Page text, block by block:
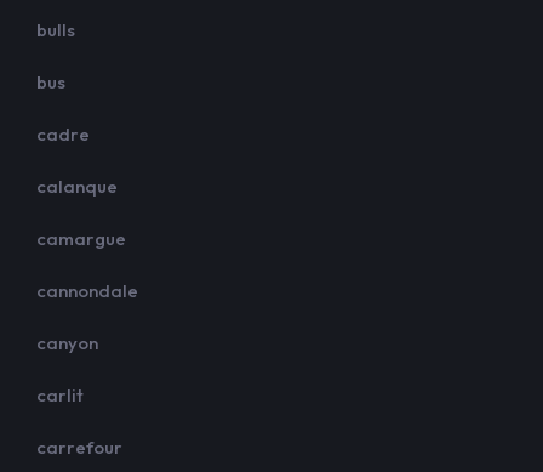
bulls
bus
cadre
calanque
camargue
cannondale
canyon
carlit
carrefour